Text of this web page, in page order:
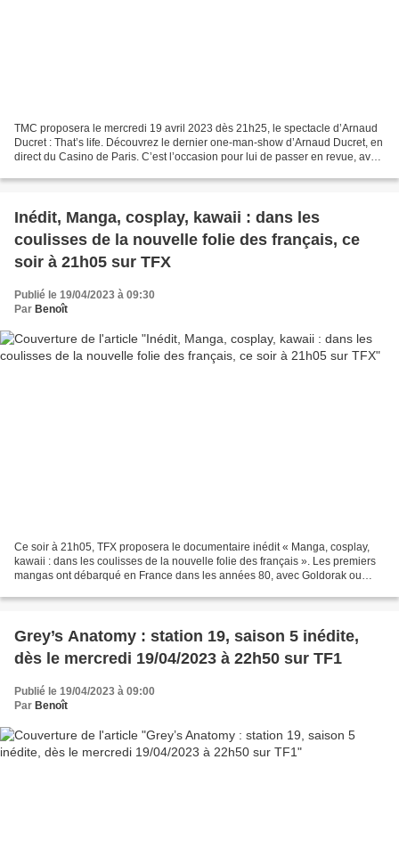
TMC proposera le mercredi 19 avril 2023 dès 21h25, le spectacle d’Arnaud
Ducret : That’s life. Découvrez le dernier one-man-show d’Arnaud Ducret, en
direct du Casino de Paris. C’est l’occasion pour lui de passer en revue, avec
Inédit, Manga, cosplay, kawaii : dans les
coulisses de la nouvelle folie des français, ce
soir à 21h05 sur TFX
Publié le 19/04/2023 à 09:30
Par Benoît
Ce soir à 21h05, TFX proposera le documentaire inédit « Manga, cosplay,
kawaii : dans les coulisses de la nouvelle folie des français ». Les premiers
mangas ont débarqué en France dans les années 80, avec Goldorak ou
Grey’s Anatomy : station 19, saison 5 inédite,
dès le mercredi 19/04/2023 à 22h50 sur TF1
Publié le 19/04/2023 à 09:00
Par Benoît